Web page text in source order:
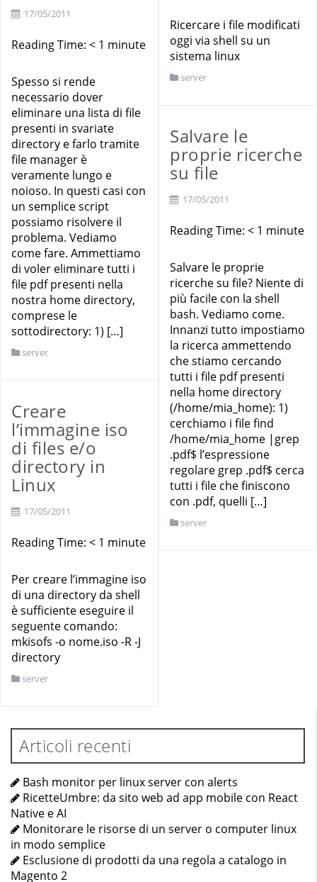
Ricercare i file modificati
oggi via shell su un
sistema linux
server
17/05/2011
Reading Time: < 1 minute
Spesso si rende
necessario dover
eliminare una lista di file
presenti in svariate
directory e farlo tramite
file manager è
veramente lungo e
noioso. In questi casi con
un semplice script
possiamo risolvere il
problema. Vediamo
come fare. Ammettiamo
di voler eliminare tutti i
file pdf presenti nella
nostra home directory,
comprese le
sottodirectory: 1) […]
server
Salvare le
proprie ricerche
su file
17/05/2011
Reading Time: < 1 minute
Salvare le proprie
ricerche su file? Niente di
più facile con la shell
bash. Vediamo come.
Innanzi tutto impostiamo
la ricerca ammettendo
che stiamo cercando
tutti i file pdf presenti
nella home directory
(/home/mia_home): 1)
cerchiamo i file find
/home/mia_home |grep
.pdf$ l’espressione
regolare grep .pdf$ cerca
tutti i file che finiscono
con .pdf, quelli […]
server
Creare
l’immagine iso
di files e/o
directory in
Linux
17/05/2011
Reading Time: < 1 minute
Per creare l’immagine iso
di una directory da shell
è sufficiente eseguire il
seguente comando:
mkisofs -o nome.iso -R -J
directory
server
Articoli recenti
Bash monitor per linux server con alerts
RicetteUmbre: da sito web ad app mobile con React
Native e AI
Monitorare le risorse di un server o computer linux
in modo semplice
Esclusione di prodotti da una regola a catalogo in
Magento 2